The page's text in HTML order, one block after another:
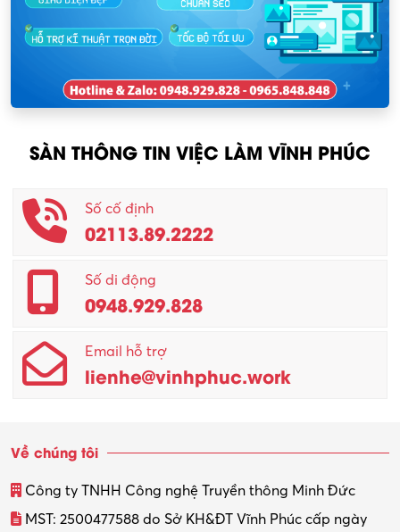
Nhân sự
Nhân viên kinh doanh
Nhân viên thu mua
Nhân viên CSKH
Phục vụ khác
Promotion Girl (PG)
Quản lý – Giám đốc
Quản lý chất lượng – QC
Quản lý sản xuất
Quản trị kinh doanh
KCN Lập Thạch I
KCN Sông Lô I
KCN Tam Dương
SÀN THÔNG TIN VIỆC LÀM VĨNH PHÚC
Số cố định
02113.89.2222
Số di động
0948.929.828
Email hỗ trợ
lienhe@vinhphuc.work
Về chúng tôi
Công ty TNHH Công nghệ Truyền thông Minh Đức
MST: 2500477588 do Sở KH&ĐT Vĩnh Phúc cấp ngày